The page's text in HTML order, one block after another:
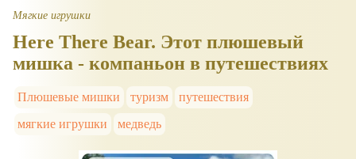
Мягкие игрушки
Here There Bear. Этот плюшевый
мишка - компаньон в путешествиях
Плюшевые мишки туризм
путешествия
мягкие игрушки
медведь